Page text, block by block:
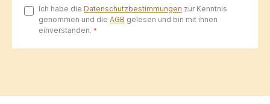
Ich habe die Datenschutzbestimmungen zur Kenntnis
genommen und die AGB gelesen und bin mit ihnen
einverstanden. *